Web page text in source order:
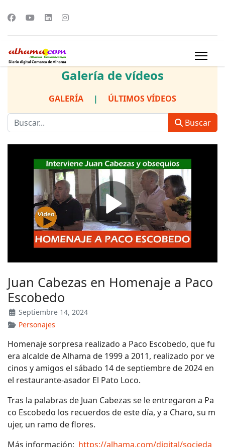
Galería de vídeos
GALERÍA | ÚLTIMOS VÍDEOS
Buscar
Juan Cabezas en Homenaje a Paco
Escobedo
Septiembre 14, 2024
Personajes
Homenaje sorpresa realizado a Paco Escobedo, que fu
era alcalde de Alhama de 1999 a 2011, realizado por ve
cinos y amigos el sábado 14 de septiembre de 2024 en
el restaurante-asador El Pato Loco.
Tras la palabras de Juan Cabezas se le entregaron a Pa
co Escobedo los recuerdos de este día, y a Charo, su m
ujer, un ramo de flores.
Más información: https://alhama.com/digital/socieda